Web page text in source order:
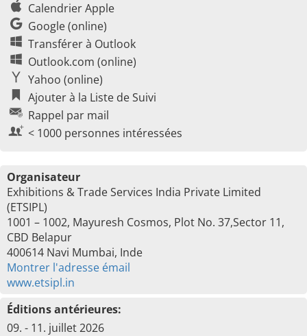
Calendrier Apple
Google (online)
Transférer à Outlook
Outlook.com (online)
Yahoo (online)
Ajouter à la Liste de Suivi
Rappel par mail
< 1000 personnes intéressées
Organisateur
Exhibitions & Trade Services India Private Limited
(ETSIPL)
1001 – 1002, Mayuresh Cosmos, Plot No. 37,Sector 11,
CBD Belapur
400614 Navi Mumbai, Inde
Montrer l'adresse émail
www.etsipl.in
Éditions antérieures:
09. - 11. juillet 2026